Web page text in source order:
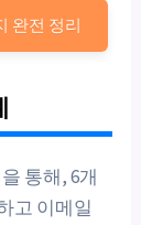
완전 정리
통해, 6개
고 이메일